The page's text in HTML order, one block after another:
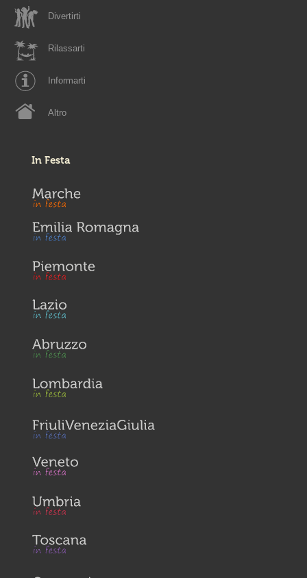
Divertirti
Rilassarti
Informarti
Altro
In Festa